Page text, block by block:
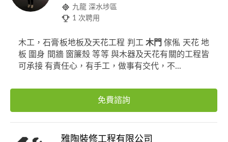
九龍 深水埗區
1 次聘用
木工，石膏板地板及天花工程 判工 木門 傢俬 天花 地
板 圍身 間牆 窗簾殼 等等 與木器及天花有關的工程皆
可承接 有責任心，有手工，做事有交代，不...
免費諮詢
雅陶裝修工程有限公司